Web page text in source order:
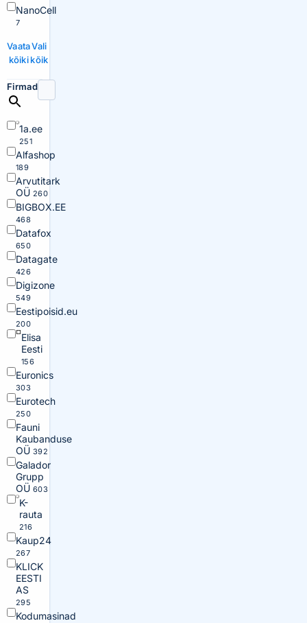
NanoCell
7
Vaata
kõiki
Vali
kõik
Firmad
1a.ee
251
Alfashop
189
Arvutitark
OÜ 260
BIGBOX.EE
468
Datafox
650
Datagate
426
Digizone
549
Eestipoisid.eu
200
Elisa
Eesti
156
Euronics
303
Eurotech
250
Fauni
Kaubanduse
OÜ 392
Galador
Grupp
OÜ 603
K-
rauta
216
Kaup24
267
KLICK
EESTI
AS
295
Kodumasinad